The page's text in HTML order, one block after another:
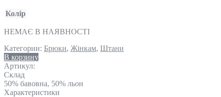
Колір
НЕМАЄ В НАЯВНОСТІ
Категории: Брюки, Жінкам, Штани
В корзину
Артикул:
Склад
50% бавовна, 50% льон
Характеристики